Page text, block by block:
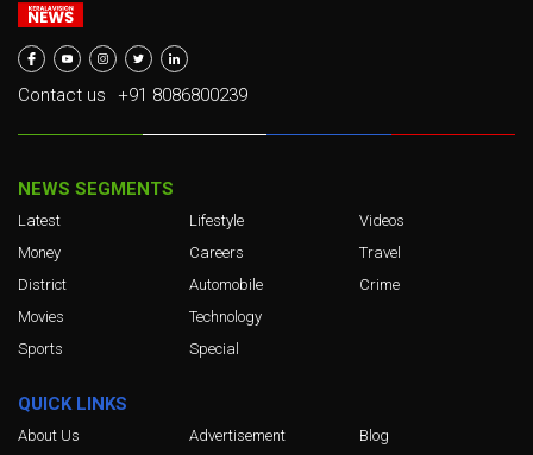
Contact us +91 8086800239
NEWS SEGMENTS
Latest
Money
District
Movies
Sports
Lifestyle
Careers
Automobile
Technology
Special
Videos
Travel
Crime
QUICK LINKS
About Us
Advertisement
Blog